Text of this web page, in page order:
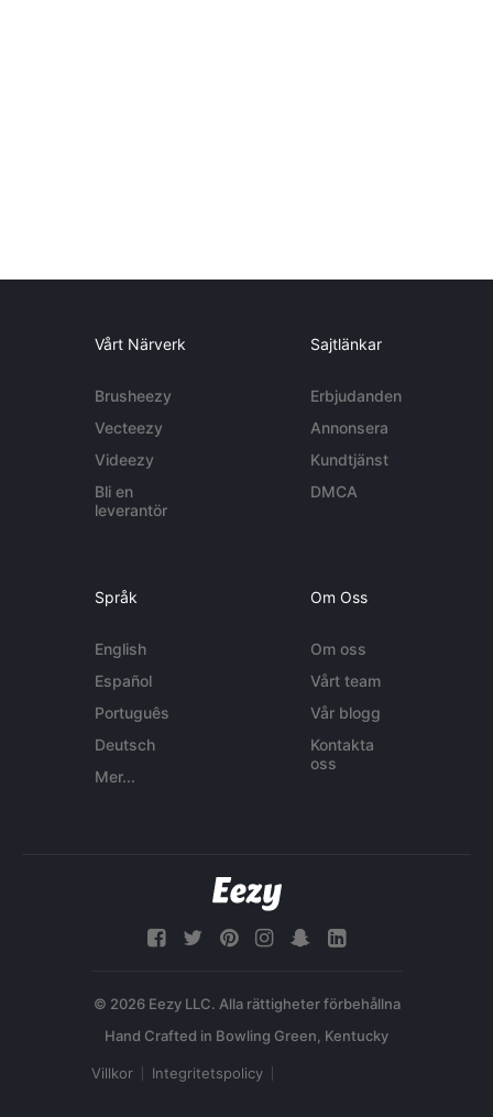
Vårt Närverk
Brusheezy
Vecteezy
Videezy
Bli en
leverantör
Sajtlänkar
Erbjudanden
Annonsera
Kundtjänst
DMCA
Språk
English
Español
Português
Deutsch
Mer...
Om Oss
Om oss
Vårt team
Vår blogg
Kontakta
oss
© 2026 Eezy LLC. Alla rättigheter förbehållna
Villkor Integritetspolicy